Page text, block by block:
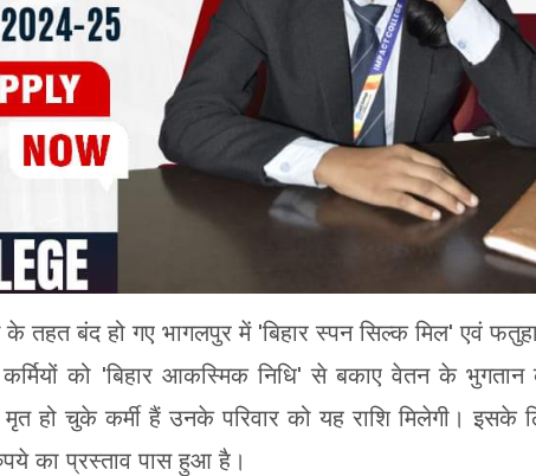
तहत बंद हो गए भागलपुर में 'बिहार स्पन सिल्क मिल' एवं
को 'बिहार आकस्मिक निधि' से बकाए वेतन के भुगतान
हो चुके कर्मी हैं उनके परिवार को यह राशि मिलेगी। इसके
का प्रस्ताव पास हुआ है।